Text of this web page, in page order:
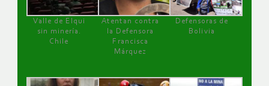
Valle de Elqui
sin minería.
Chile
Atentan contra
la Defensora
Francisca
Márquez
Defensoras de
Bolivia